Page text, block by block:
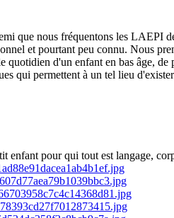
que nous fréquentons les LAEPI
et pourtant peu connu. Nous
quotidien d'un enfant en bas âge,
qui permettent à un tel lieu
enfant pour qui tout est langage,